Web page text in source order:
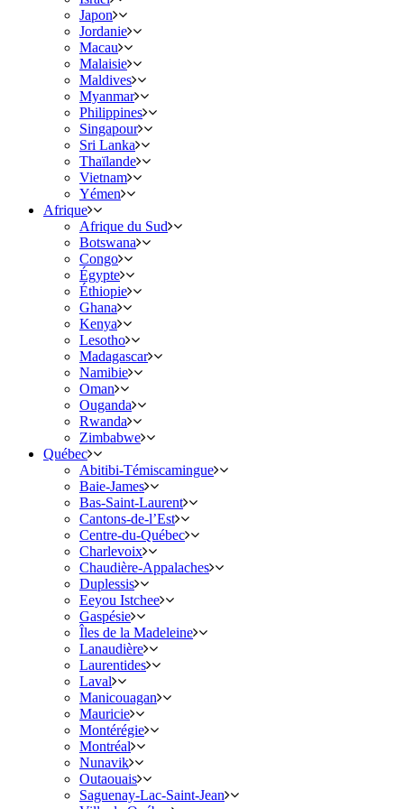
Japon
Jordanie
Macau
Malaisie
Maldives
Myanmar
Philippines
Singapour
Sri Lanka
Thaïlande
Vietnam
Yémen
Afrique
Afrique du Sud
Botswana
Congo
Égypte
Éthiopie
Ghana
Kenya
Lesotho
Madagascar
Namibie
Oman
Ouganda
Rwanda
Zimbabwe
Québec
Abitibi-Témiscamingue
Baie-James
Bas-Saint-Laurent
Cantons-de-l’Est
Centre-du-Québec
Charlevoix
Chaudière-Appalaches
Duplessis
Eeyou Istchee
Gaspésie
Îles de la Madeleine
Lanaudière
Laurentides
Laval
Manicouagan
Mauricie
Montérégie
Montréal
Nunavik
Outaouais
Saguenay-Lac-Saint-Jean